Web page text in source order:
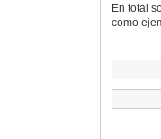
En total
como